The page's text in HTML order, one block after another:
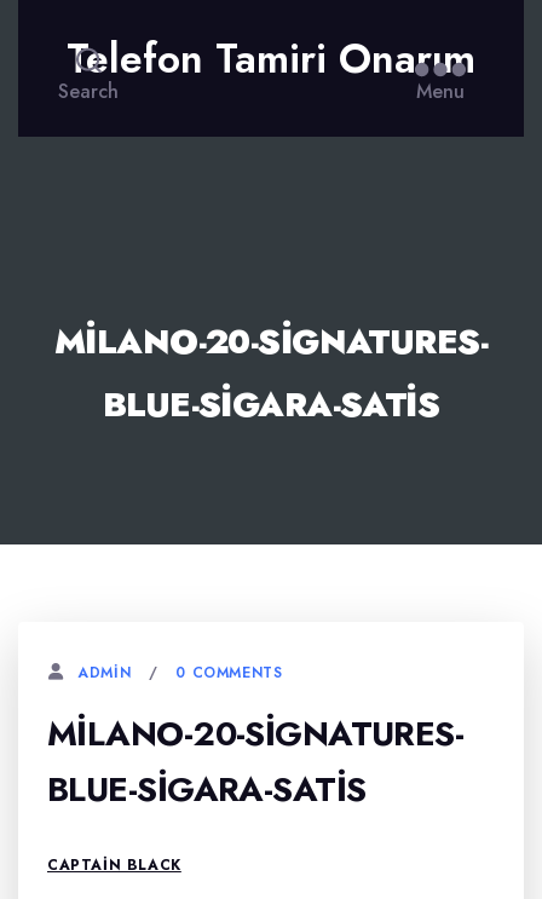
Search
Telefon Tamiri Onarım
Menu
MILANO-20-SIGNATURES-
BLUE-SIGARA-SATIS
ADMIN 0 COMMENTS
MILANO-20-SIGNATURES-
BLUE-SIGARA-SATIS
CAPTAIN BLACK